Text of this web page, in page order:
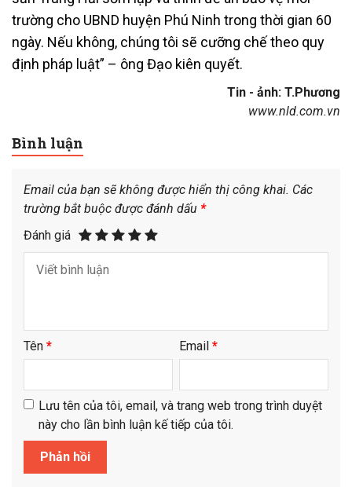
trường cho UBND huyện Phú Ninh trong thời gian 60
ngày. Nếu không, chúng tôi sẽ cưỡng chế theo quy
định pháp luật” – ông Đạo kiên quyết.
Tin - ảnh: T.Phương
www.nld.com.vn
Bình luận
Email của bạn sẽ không được hiển thị công khai. Các
trường bắt buộc được đánh dấu *
Đánh giá
Tên * Email *
Lưu tên của tôi, email, và trang web trong trình duyệt
này cho lần bình luận kế tiếp của tôi.